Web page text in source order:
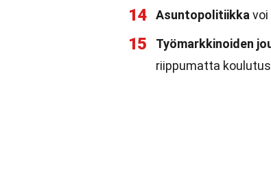
14 Asuntopolitiikka
15 Työmarkkinoiden
riippumatta